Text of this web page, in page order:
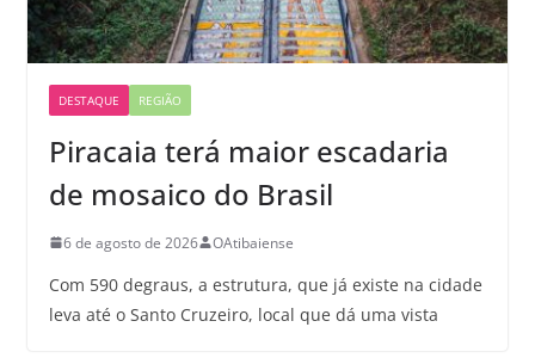
DESTAQUE REGIÃO
Piracaia terá maior escadaria
de mosaico do Brasil
6 de agosto de 2026 OAtibaiense
Com 590 degraus, a estrutura, que já existe na cidade
leva até o Santo Cruzeiro, local que dá uma vista